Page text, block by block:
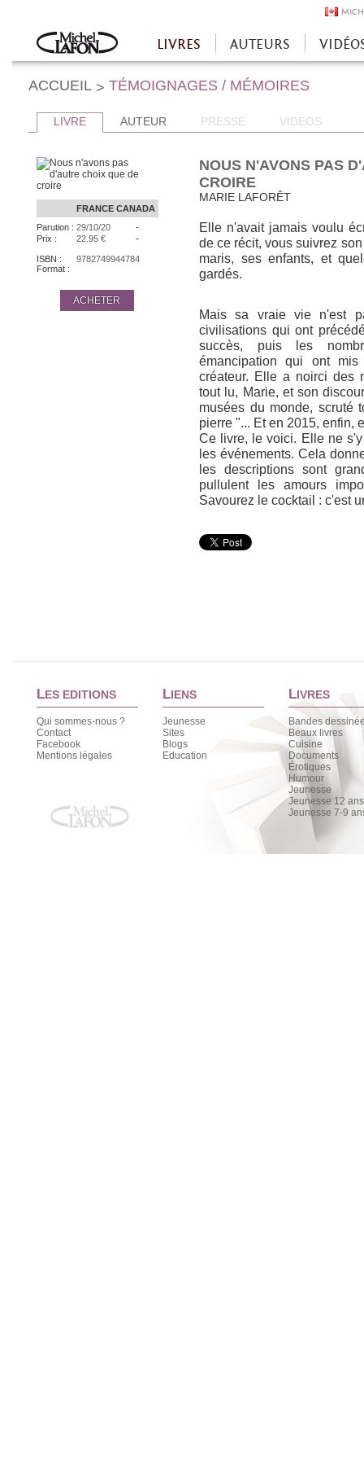
Accueil
LIVRES AUTEURS
ACCUEIL > TÉMOIGNAGES / MÉMOIRES
LIVRE AUTEUR PRESSE VIDEOS
FRANCE CANADA
Parution : 29/10/20 -
Prix : 22.95 € -
ISBN :
9782749944784
Format :
ACHETER
NOUS N'AVONS PAS
CROIRE
MARIE LAFORÊT
Elle n'avait jamais voulu
de ce récit, vous suivrez
maris, ses enfants, et
gardés.
Mais sa vraie vie n'est
civilisations qui ont
succès, puis les
émancipation qui ont
créateur. Elle a noirci des
tout lu, Marie, et son
musées du monde, scruté
pierre "... Et en 2015, enfin,
Ce livre, le voici. Elle ne
les événements. Cela
les descriptions sont
pullulent les amours
Savourez le cocktail : c'est
LES EDITIONS
Qui sommes-nous ?
Contact
Facebook
Mentions légales
LIENS
Jeunesse
Sites
Blogs
Education
LIVRES
Bandes
Beaux livres
Cuisine
Documents
Érotiques
Humour
Jeunesse
Jeunesse 12
Jeunesse 7-9